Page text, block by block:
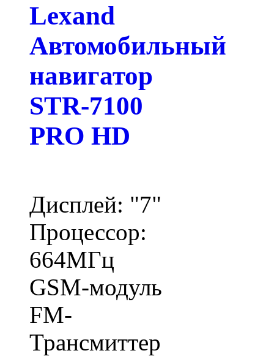
Lexand
Автомобильный
навигатор
STR-7100
PRO HD
Дисплей: "7"
Процессор:
664МГц
GSM-модуль
FM-
Трансмиттер